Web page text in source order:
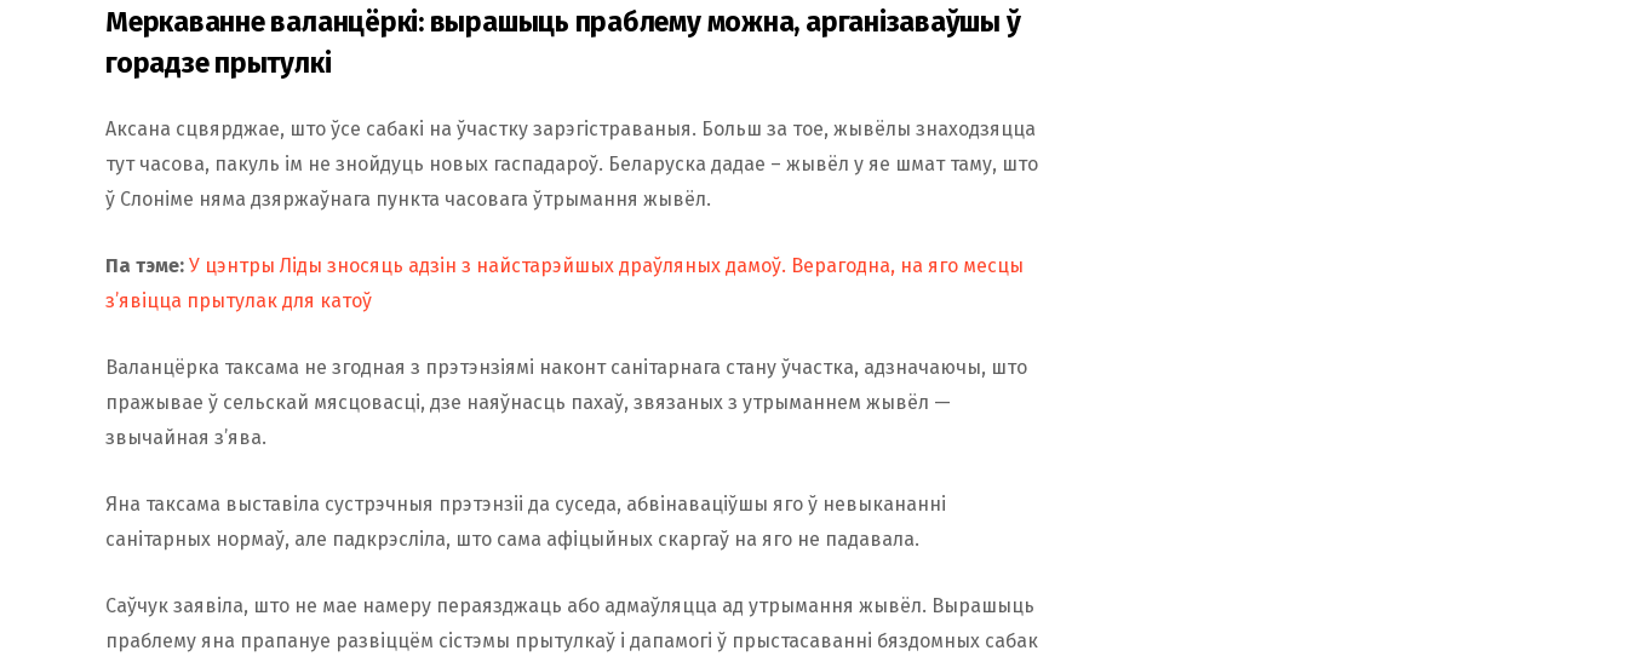
Меркаванне валанцёркі: вырашыць праблему можна, арганізаваўшы ў
горадзе прытулкі
Аксана сцвярджае, што ўсе сабакі на ўчастку зарэгістраваныя. Больш за тое, жывёлы знаходзяцца
тут часова, пакуль ім не знойдуць новых гаспадароў. Беларуска дадае – жывёл у яе шмат таму, што
ў Слоніме няма дзяржаўнага пункта часовага ўтрымання жывёл.
Па тэме: У цэнтры Ліды зносяць адзін з найстарэйшых драўляных дамоў. Верагодна, на яго месцы
з’явіцца прытулак для катоў
Валанцёрка таксама не згодная з прэтэнзіямі наконт санітарнага стану ўчастка, адзначаючы, што
пражывае ў сельскай мясцовасці, дзе наяўнасць пахаў, звязаных з утрыманнем жывёл —
звычайная з’ява.
Яна таксама выставіла сустрэчныя прэтэнзіі да суседа, абвінаваціўшы яго ў невыкананні
санітарных нормаў, але падкрэсліла, што сама афіцыйных скаргаў на яго не падавала.
Саўчук заявіла, што не мае намеру пераязджаць або адмаўляцца ад утрымання жывёл. Вырашыць
праблему яна прапануе развіццём сістэмы прытулкаў і дапамогі ў прыстасаванні бяздомных сабак